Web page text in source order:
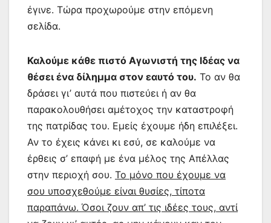
έγινε. Τώρα προχωρούμε στην επόμενη
σελίδα.
Καλούμε κάθε πιστό Αγωνιστή της Ιδέας να
θέσει ένα δίλημμα στον εαυτό του. Το αν θα
δράσει γι’ αυτά που πιστεύει ή αν θα
παρακολουθήσει αμέτοχος την καταστροφή
της πατρίδας του. Εμείς έχουμε ήδη επιλέξει.
Αν το έχεις κάνει κι εσύ, σε καλούμε να
έρθεις σ’ επαφή με ένα μέλος της Απέλλας
στην περιοχή σου. Το μόνο που έχουμε να
σου υποσχεθούμε είναι θυσίες, τίποτα
παραπάνω. Όσοι ζουν απ’ τις ιδέες τους, αντί